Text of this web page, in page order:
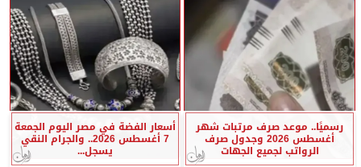
رسميًا.. موعد صرف مرتبات شهر
أغسطس 2026 وجدول صرف
الرواتب لجميع الجهات
أسعار الفضة في مصر اليوم الجمعة
7 أغسطس 2026.. والجرام النقي
يسجل...